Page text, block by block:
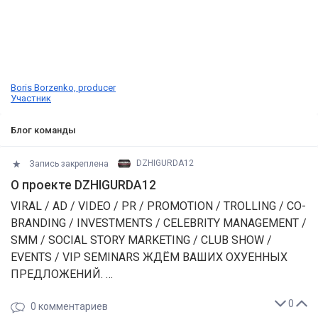
Boris Borzenko, producer
Участник
Блог команды
Запись закреплена DZHIGURDA12
О проекте DZHIGURDA12
VIRAL / AD / VIDEO / PR / PROMOTION / TROLLING / CO-
BRANDING / INVESTMENTS / CELEBRITY MANAGEMENT /
SMM / SOCIAL STORY MARKETING / CLUB SHOW /
EVENTS / VIP SEMINARS ЖДЁМ ВАШИХ ОХУЕННЫХ
ПРЕДЛОЖЕНИЙ. …
0
0 комментариев